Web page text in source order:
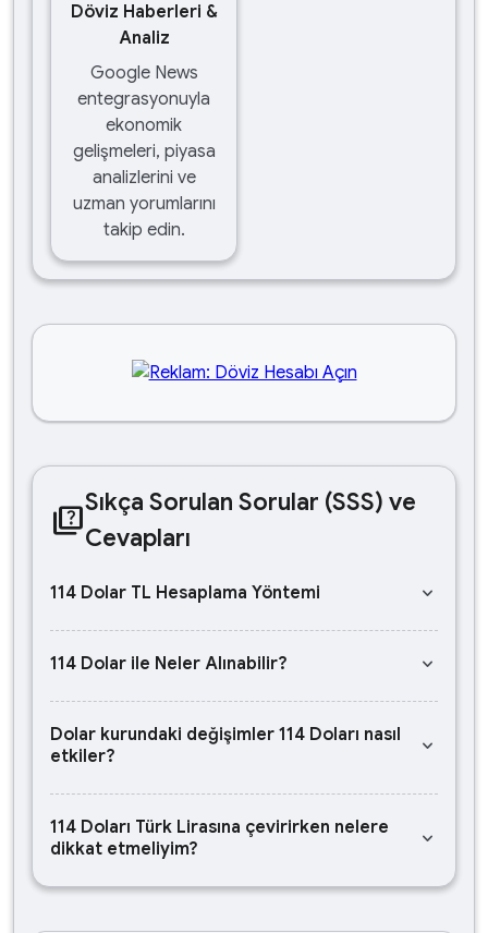
Döviz Haberleri &
Analiz
Google News
entegrasyonuyla
ekonomik
gelişmeleri, piyasa
analizlerini ve
uzman yorumlarını
takip edin.
quizSıkça Sorulan Sorular (SSS) ve
Cevapları
114 Dolar TL Hesaplama Yöntemi keyboard_arrow_down
114 Dolar ile Neler Alınabilir? keyboard_arrow_down
Dolar kurundaki değişimler 114 Doları nasıl
etkiler?
keyboard_arrow_down
114 Doları Türk Lirasına çevirirken nelere
dikkat etmeliyim?
keyboard_arrow_down